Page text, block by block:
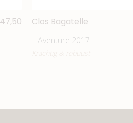
Clos Bagatelle
L'Aventure 2017